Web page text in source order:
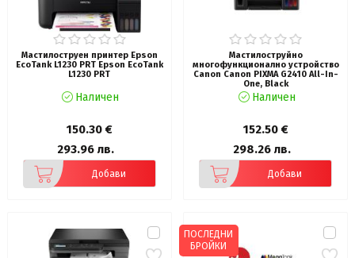
Мастилоструен принтер Epson
EcoTank L1230 PRT Epson EcoTank
L1230 PRT
Наличен
150.30 €
293.96 лв.
Добави
Мастилоструйно
многофункционално устройство
Canon Canon PIXMA G2410 All-In-
One, Black
Наличен
152.50 €
298.26 лв.
Добави
ПОСЛЕДНИ
БРОЙКИ